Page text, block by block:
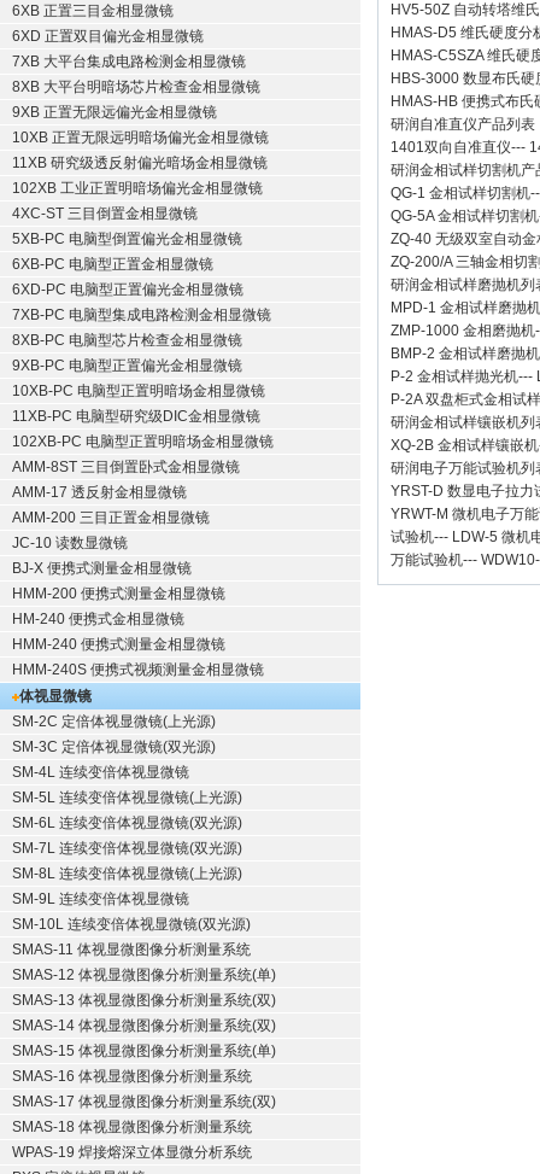
6XB 正置三目金相显微镜
6XD 正置双目偏光金相显微镜
7XB 大平台集成电路检测金相显微镜
8XB 大平台明暗场芯片检查金相显微镜
9XB 正置无限远偏光金相显微镜
10XB 正置无限远明暗场偏光金相显微镜
11XB 研究级透反射偏光暗场金相显微镜
102XB 工业正置明暗场偏光金相显微镜
4XC-ST 三目倒置金相显微镜
5XB-PC 电脑型倒置偏光金相显微镜
6XB-PC 电脑型正置金相显微镜
6XD-PC 电脑型正置偏光金相显微镜
7XB-PC 电脑型集成电路检测金相显微镜
8XB-PC 电脑型芯片检查金相显微镜
9XB-PC 电脑型正置偏光金相显微镜
10XB-PC 电脑型正置明暗场金相显微镜
11XB-PC 电脑型研究级DIC金相显微镜
102XB-PC 电脑型正置明暗场金相显微镜
AMM-8ST 三目倒置卧式金相显微镜
AMM-17 透反射金相显微镜
AMM-200 三目正置金相显微镜
JC-10 读数显微镜
BJ-X 便携式测量金相显微镜
HMM-200 便携式测量金相显微镜
HM-240 便携式金相显微镜
HMM-240 便携式测量金相显微镜
HMM-240S 便携式视频测量金相显微镜
体视显微镜
SM-2C 定倍体视显微镜(上光源)
SM-3C 定倍体视显微镜(双光源)
SM-4L 连续变倍体视显微镜
SM-5L 连续变倍体视显微镜(上光源)
SM-6L 连续变倍体视显微镜(双光源)
SM-7L 连续变倍体视显微镜(双光源)
SM-8L 连续变倍体视显微镜(上光源)
SM-9L 连续变倍体视显微镜
SM-10L 连续变倍体视显微镜(双光源)
SMAS-11 体视显微图像分析测量系统
SMAS-12 体视显微图像分析测量系统(单)
SMAS-13 体视显微图像分析测量系统(双)
SMAS-14 体视显微图像分析测量系统(双)
SMAS-15 体视显微图像分析测量系统(单)
SMAS-16 体视显微图像分析测量系统
SMAS-17 体视显微图像分析测量系统(双)
SMAS-18 体视显微图像分析测量系统
WPAS-19 焊接熔深立体显微分析系统
HV5-50Z 自动转塔维
HMAS-D5 维氏硬度分
HMAS-C5SZA 维氏硬
HBS-3000 数显布氏硬
HMAS-HB 便携式布氏
研润自准直仪产品列表
1401双向自准直仪---
研润金相试样切割机产
QG-1 金相试样切割机
QG-5A 金相试样切割机
ZQ-40 无级双室自动金
ZQ-200/A 三轴金相切
研润金相试样磨抛机列
MPD-1 金相试样磨抛机
ZMP-1000 金相磨抛机
BMP-2 金相试样磨抛机
P-2 金相试样抛光机---
P-2A 双盘柜式金相试
研润金相试样镶嵌机列
XQ-2B 金相试样镶嵌机
研润电子万能试验机列
YRST-D 数显电子拉力
YRWT-M 微机电子万
试验机--- LDW-5 微机
万能试验机---